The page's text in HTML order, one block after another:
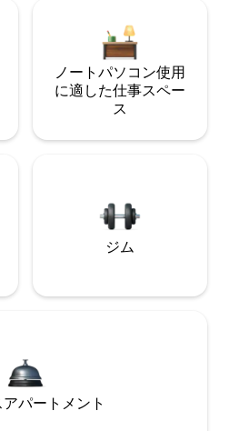
ノートパソコン使用
に適した仕事スペー
ス
ジム
パートメント